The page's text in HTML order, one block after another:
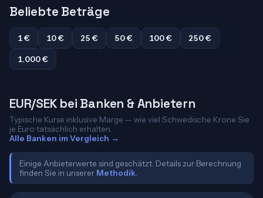
Beliebte Beträge
1 € 10 € 25 € 50 € 100 €
250 €
1.000 €
EUR/SEK bei Banken & Anbietern
Typische Kurse inklusive Marge — wie viel Schwedische Krone Sie
je Euro tatsächlich erhalten.
Alle Banken im Vergleich →
Einige Anbieterwerte sind geschätzt. Details zur Berechnung
finden Sie in unserer Methodik